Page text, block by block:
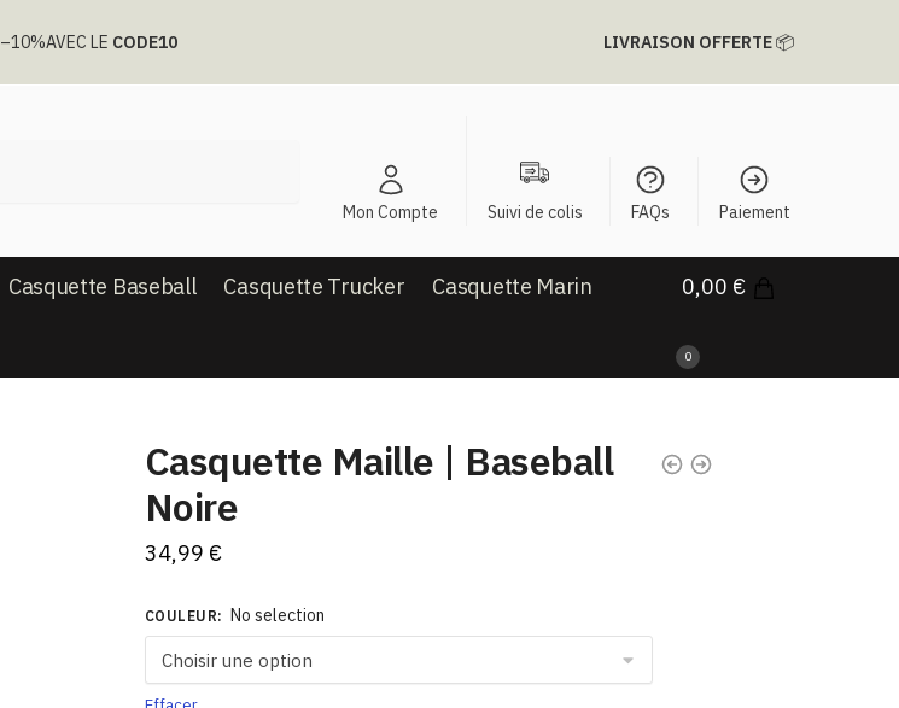
–10%AVEC LE CODE10 LIVRAISON OFFERTE📦
Mon Compte Suivi de colis FAQs Paiement
Casquette Baseball Casquette Trucker Casquette Marin 0,00 €
0
Casquette Maille | Baseball
Noire
34,99 €
COULEUR: No selection